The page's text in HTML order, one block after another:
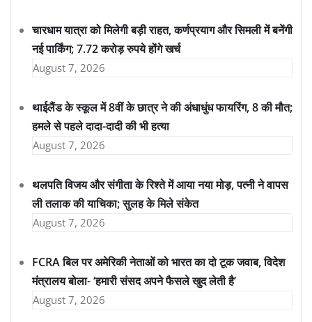
चारधाम यात्रा को मिलेगी बड़ी राहत, कर्णप्रयाग और सिमली में बनेंगी
नई पार्किंग; 7.72 करोड़ रुपये होंगे खर्च
August 7, 2026
थाईलैंड के स्कूल में 8वीं के छात्र ने की अंधाधुंध फायरिंग, 8 की मौत;
हमले से पहले दादा-दादी की भी हत्या
August 7, 2026
थलपति विजय और संगीता के रिश्ते में आया नया मोड़, पत्नी ने वापस
ली तलाक की याचिका; सुलह के मिले संकेत
August 7, 2026
FCRA बिल पर अमेरिकी नेताओं को भारत का दो टूक जवाब, विदेश
मंत्रालय बोला- ‘हमारी संसद अपने फैसले खुद लेती है’
August 7, 2026